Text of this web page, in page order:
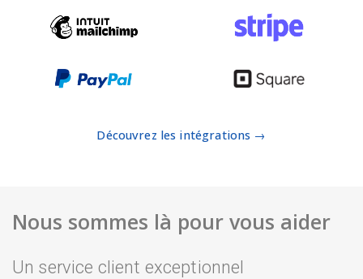
Découvrez les intégrations →
Nous sommes là pour vous aider
Un service client exceptionnel